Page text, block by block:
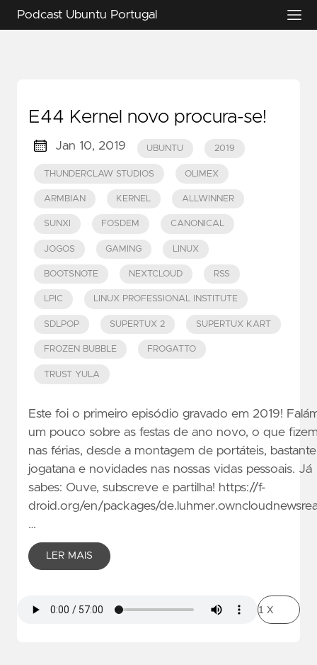
Podcast Ubuntu Portugal
E44 Kernel novo procura-se!
Jan 10, 2019 UBUNTU 2019
THUNDERCLAW STUDIOS OLIMEX
ARMBIAN KERNEL ALLWINNER
SUNXI FOSDEM CANONICAL
JOGOS GAMING LINUX
BOOTSNOTE NEXTCLOUD RSS
LPIC LINUX PROFESSIONAL INSTITUTE
SDLPOP SUPERTUX 2 SUPERTUX KART
FROZEN BUBBLE FROGATTO
TRUST YULA
Este foi o primeiro episódio gravado em 2019!
um pouco sobre as festas de ano novo, o que
nas férias, desde a montagem de portáteis, bastante
jogatana e novidades nas nossas vidas pessoais. Já
sabes: Ouve, subscreve e partilha! https://f-
droid.org/en/packages/
…
LER MAIS